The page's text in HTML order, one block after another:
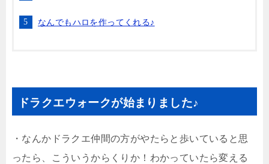
なんでもハロを作ってくれる♪
ドラクエウォークが始まりました♪
・なんかドラクエ仲間の方がやたらと歩いていると思
ったら、こういうからくりか！わかっていたら変える